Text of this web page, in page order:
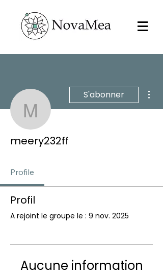
meery232ff
S'abonner
meery232ff
Profile
Profil
A rejoint le groupe le : 9 nov. 2025
Aucune information